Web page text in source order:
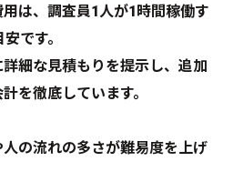
は、調査員1人が1時間稼働す
です。
細な見積もりを提示し、追加
を徹底しています。
の流れの多さが難易度を上げ